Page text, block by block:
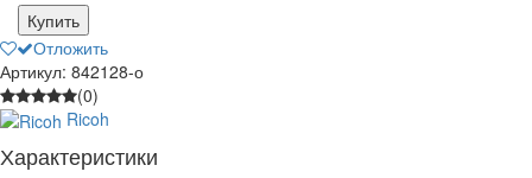
Купить
Отложить
Артикул: 842128-о
(0)
Ricoh
Характеристики